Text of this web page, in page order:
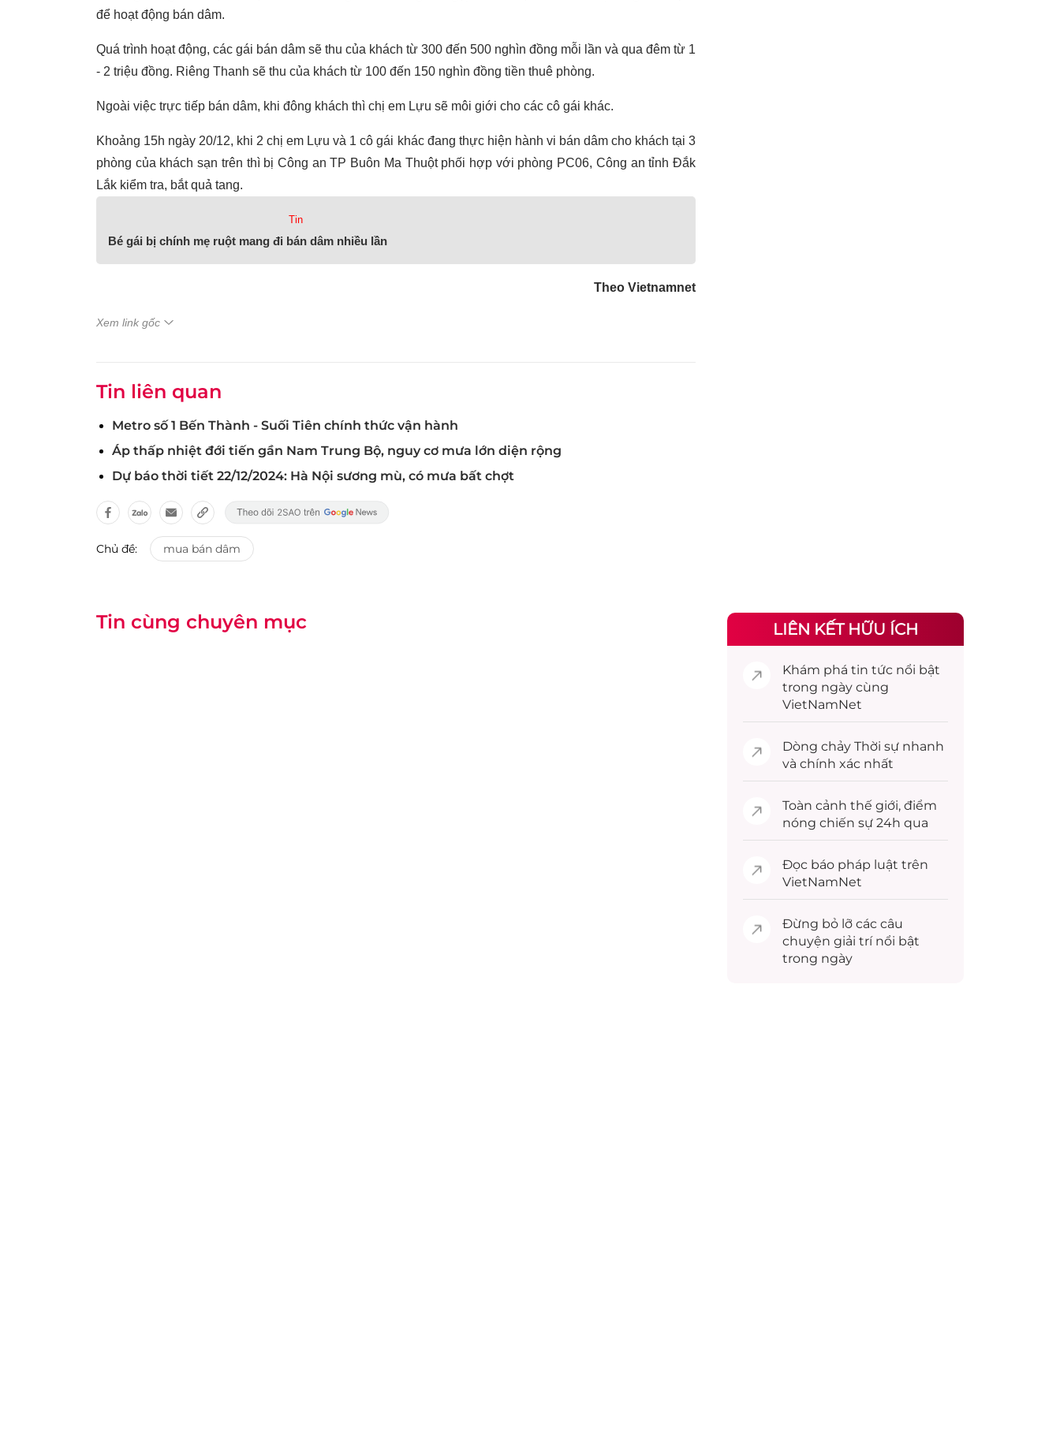
để hoạt động bán dâm.
Quá trình hoạt động, các gái bán dâm sẽ thu của khách từ 300 đến 500 nghìn đồng mỗi lần và qua đêm từ 1
- 2 triệu đồng. Riêng Thanh sẽ thu của khách từ 100 đến 150 nghìn đồng tiền thuê phòng.
Ngoài việc trực tiếp bán dâm, khi đông khách thì chị em Lựu sẽ môi giới cho các cô gái khác.
Khoảng 15h ngày 20/12, khi 2 chị em Lựu và 1 cô gái khác đang thực hiện hành vi bán dâm cho khách tại 3
phòng của khách sạn trên thì bị Công an TP Buôn Ma Thuột phối hợp với phòng PC06, Công an tỉnh Đắk
Lắk kiểm tra, bắt quả tang.
Tin
Bé gái bị chính mẹ ruột mang đi bán dâm nhiều lần
Theo Vietnamnet
Xem link gốc
Tin liên quan
Metro số 1 Bến Thành - Suối Tiên chính thức vận hành
Áp thấp nhiệt đới tiến gần Nam Trung Bộ, nguy cơ mưa lớn diện rộng
Dự báo thời tiết 22/12/2024: Hà Nội sương mù, có mưa bất chợt
Chủ đề: mua bán dâm
Tin cùng chuyên mục LIÊN KẾT HỮU ÍCH
Khám phá tin tức nổi bật
trong ngày cùng
VietNamNet
Dòng chảy Thời sự nhanh
và chính xác nhất
Toàn cảnh thế giới, điểm
nóng chiến sự 24h qua
Đọc báo pháp luật trên
VietNamNet
Đừng bỏ lỡ các câu
chuyện giải trínổi bật
trong ngày